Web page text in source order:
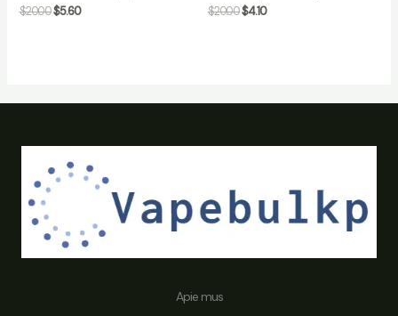
$20.00$5.60
$20.00$4.10
Apie mus